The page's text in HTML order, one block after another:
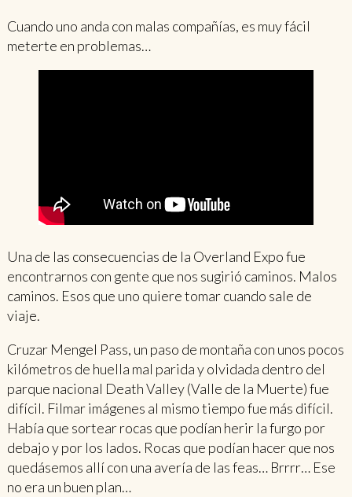
Cuando uno anda con malas compañías, es muy fácil
meterte en problemas…
Una de las consecuencias de la Overland Expo fue
encontrarnos con gente que nos sugirió caminos. Malos
caminos. Esos que uno quiere tomar cuando sale de
viaje.
Cruzar Mengel Pass, un paso de montaña con unos pocos
kilómetros de huella mal parida y olvidada dentro del
parque nacional Death Valley (Valle de la Muerte) fue
difícil. Filmar imágenes al mismo tiempo fue más difícil.
Había que sortear rocas que podían herir la furgo por
debajo y por los lados. Rocas que podían hacer que nos
quedásemos allí con una avería de las feas… Brrrr… Ese
no era un buen plan…